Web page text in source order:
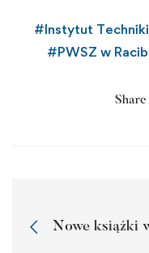
#Instytut Techniki
#PWSZ w
Nowe książki